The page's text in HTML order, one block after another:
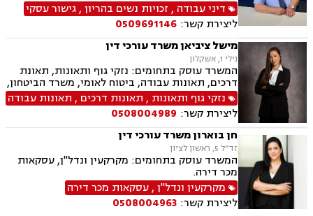
דיני עבודה , זכויות נשים בהריון,גישור עסקי
ליצירת קשר: 0509691146
מישל ציביאן משרד עורכי דין
נילי 1, אשקלון
המשרד עוסק בתחומים: נזקי גוף ותאונות, תאונת
דרכים, תאונות עבודה, ביטוח לאומי, משרד הביטחון,
נכי צה"ל, נזקי רכוש, ירושות וצוואות, ייפוי כוח
מתמשך, תאונות עקב רשלנות, תאונות תלמידים.
נזקי גוף ותאונות , תאונות דרכים , תאונות עבודה
ליצירת קשר: 0508004989
חן בוארון משרד עורכי דין
זד”ל 5, ראשון לציון
המשרד עוסק בתחומים: מקרקעין ונדל"ן, עסקאות
מכר דירה.
מקרקעין ונדל"ן,עסקאות מכר דירה
ליצירת קשר: 0508004963